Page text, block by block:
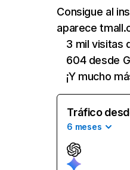
Consigue al
aparece
3 mil visitas
604 desde
¡Y mucho
Tráfico
6 meses